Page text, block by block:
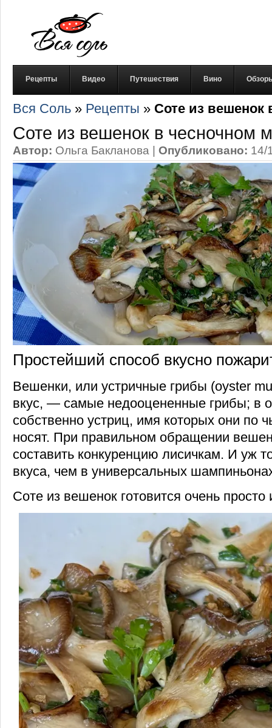
Рецепты Видео Путешествия Вино
Вся Соль » Рецепты » Соте из вешенок
Соте из вешенок в чесночном
Автор: Ольга Бакланова | Опубликовано: 14/
Простейший способ вкусно
Вешенки, или устричные грибы (oyster
вкус, — самые недооцененные грибы; в
собственно устриц, имя которых они по
носят. При правильном обращении
составить конкуренцию лисичкам. И уж
вкуса, чем в универсальных
Соте из вешенок готовится очень